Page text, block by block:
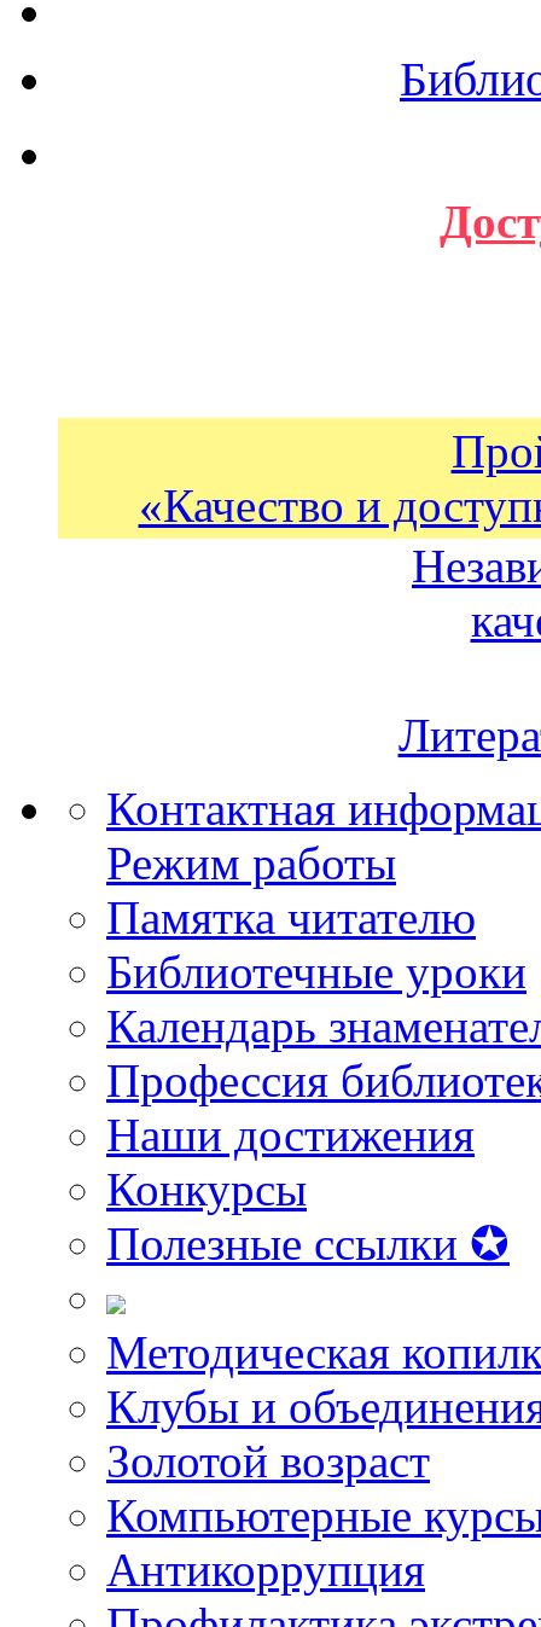
«Качество и
Контактная
Режим работы
Памятка читателю
Библиотечные уроки
Календарь
Профессия
Наши достижения
Конкурсы
Полезные ссылки ✪
Методическая
Клубы и
Золотой возраст
Компьютерные
Антикоррупция